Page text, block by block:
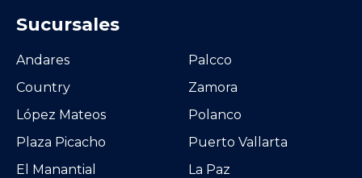
Sucursales
Andares
Country
López Mateos
Plaza Picacho
El Manantial
Palcco
Zamora
Polanco
Puerto Vallarta
La Paz